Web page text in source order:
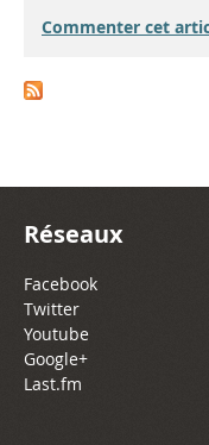
Commenter cet
Réseaux
Facebook
Twitter
Youtube
Google+
Last.fm